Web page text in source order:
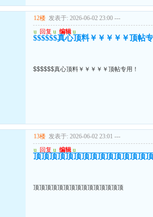
12楼 发表于: 2026-06-02 23:00 ---
u 回复 u 编辑 u
$$$$$$真心顶料￥￥￥￥￥顶帖
$$$$$$真心顶料￥￥￥￥￥顶帖专用！
13楼 发表于: 2026-06-02 23:01 ---
u 回复 u 编辑 u
顶顶顶顶顶顶顶顶顶顶顶顶顶顶顶
顶顶顶顶顶顶顶顶顶顶顶顶顶顶顶